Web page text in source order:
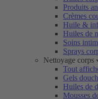
Produits
Crèmes
Huile &
Huiles de
Soins
Sprays
Nettoyage corps
Tout
Gels
Huiles de
Mousses